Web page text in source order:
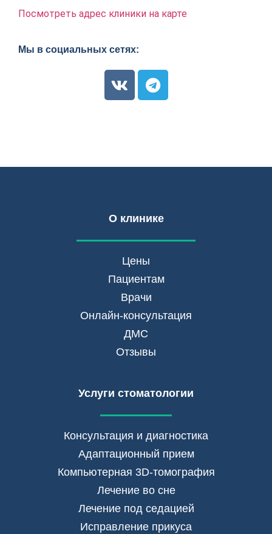
Посмотреть адрес клиники на карте
Мы в социальных сетях:
О клинике
Цены
Пациентам
Врачи
Онлайн-консультация
ДМС
Отзывы
Услуги стоматологии
Консультация и диагностика
Адаптационный прием
Компьютерная 3D-томография
Лечение во сне
Лечение под седацией
Исправление прикуса